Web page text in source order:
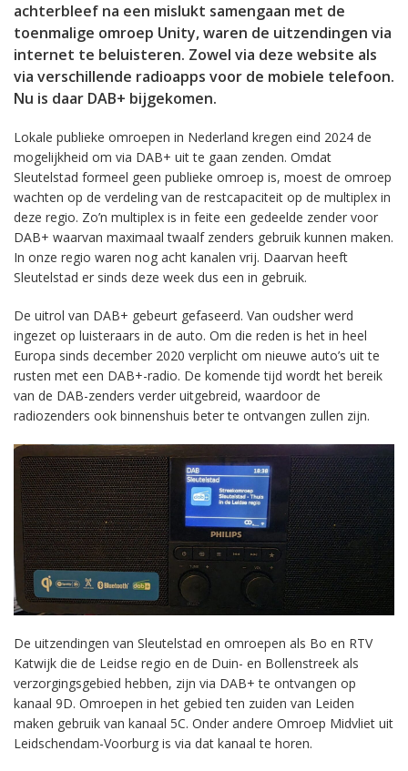
achterbleef na een mislukt samengaan met de
toenmalige omroep Unity, waren de uitzendingen via
internet te beluisteren. Zowel via deze website als
via verschillende radioapps voor de mobiele telefoon.
Nu is daar DAB+ bijgekomen.
Lokale publieke omroepen in Nederland kregen eind 2024 de
mogelijkheid om via DAB+ uit te gaan zenden. Omdat
Sleutelstad formeel geen publieke omroep is, moest de omroep
wachten op de verdeling van de restcapaciteit op de multiplex in
deze regio. Zo’n multiplex is in feite een gedeelde zender voor
DAB+ waarvan maximaal twaalf zenders gebruik kunnen maken.
In onze regio waren nog acht kanalen vrij. Daarvan heeft
Sleutelstad er sinds deze week dus een in gebruik.
De uitrol van DAB+ gebeurt gefaseerd. Van oudsher werd
ingezet op luisteraars in de auto. Om die reden is het in heel
Europa sinds december 2020 verplicht om nieuwe auto’s uit te
rusten met een DAB+-radio. De komende tijd wordt het bereik
van de DAB-zenders verder uitgebreid, waardoor de
radiozenders ook binnenshuis beter te ontvangen zullen zijn.
De uitzendingen van Sleutelstad en omroepen als Bo en RTV
Katwijk die de Leidse regio en de Duin- en Bollenstreek als
verzorgingsgebied hebben, zijn via DAB+ te ontvangen op
kanaal 9D. Omroepen in het gebied ten zuiden van Leiden
maken gebruik van kanaal 5C. Onder andere Omroep Midvliet uit
Leidschendam-Voorburg is via dat kanaal te horen.